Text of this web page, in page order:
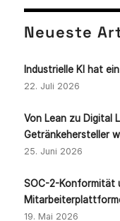
Neueste
Industrielle KI hat
22. Juli 2026
Von Lean zu Digital
Getränkehersteller
25. Juni 2026
SOC-2-Konformität
19. Mai 2026